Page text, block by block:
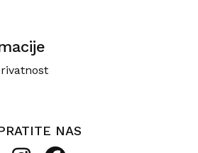
NAS